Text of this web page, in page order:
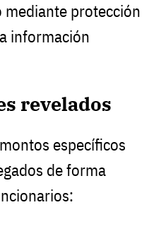
protección
información
revelados
específicos
de forma